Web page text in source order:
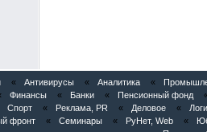
« Антивирусы « Аналитика «
Финансы « Банки « Пенсионный фонд
Спорт « Реклама, PR « Деловое «
фронт « Семинары « РуНет, Web «